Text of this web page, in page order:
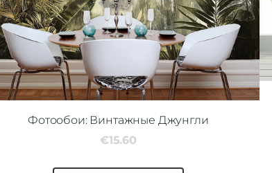
Фотообои: Винтажные Джунгли
€15.60